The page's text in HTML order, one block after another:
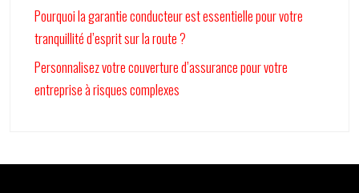
Pourquoi la garantie conducteur est essentielle pour votre
tranquillité d’esprit sur la route ?
Personnalisez votre couverture d’assurance pour votre
entreprise à risques complexes